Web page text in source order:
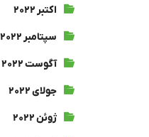
اکتبر ۲۰۲۲
سپتامبر ۲۰۲۲
آگوست ۲۰۲۲
جولای ۲۰۲۲
ژوئن ۲۰۲۲